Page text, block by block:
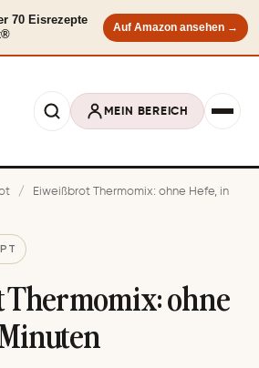
70 Eisrezepte
Auf Amazon ansehen →
MEIN BEREICH
/
Eiweißbrot Thermomix: ohne Hefe, in
ohne